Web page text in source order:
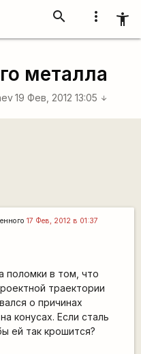
more_vert accessibility_new
search
металла
19 Фев, 2012 13:05 arrow_downward
17 Фев, 2012 в 01:37
поломки в том, что
траектории
о причинах
конусах. Если сталь
ей так крошится?